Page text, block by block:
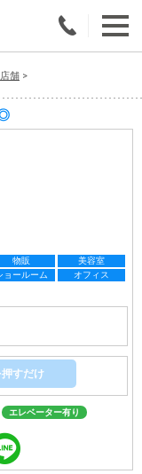
舗
物販
美容室
ョールーム
オフィス
すだけ
エレベーター有り